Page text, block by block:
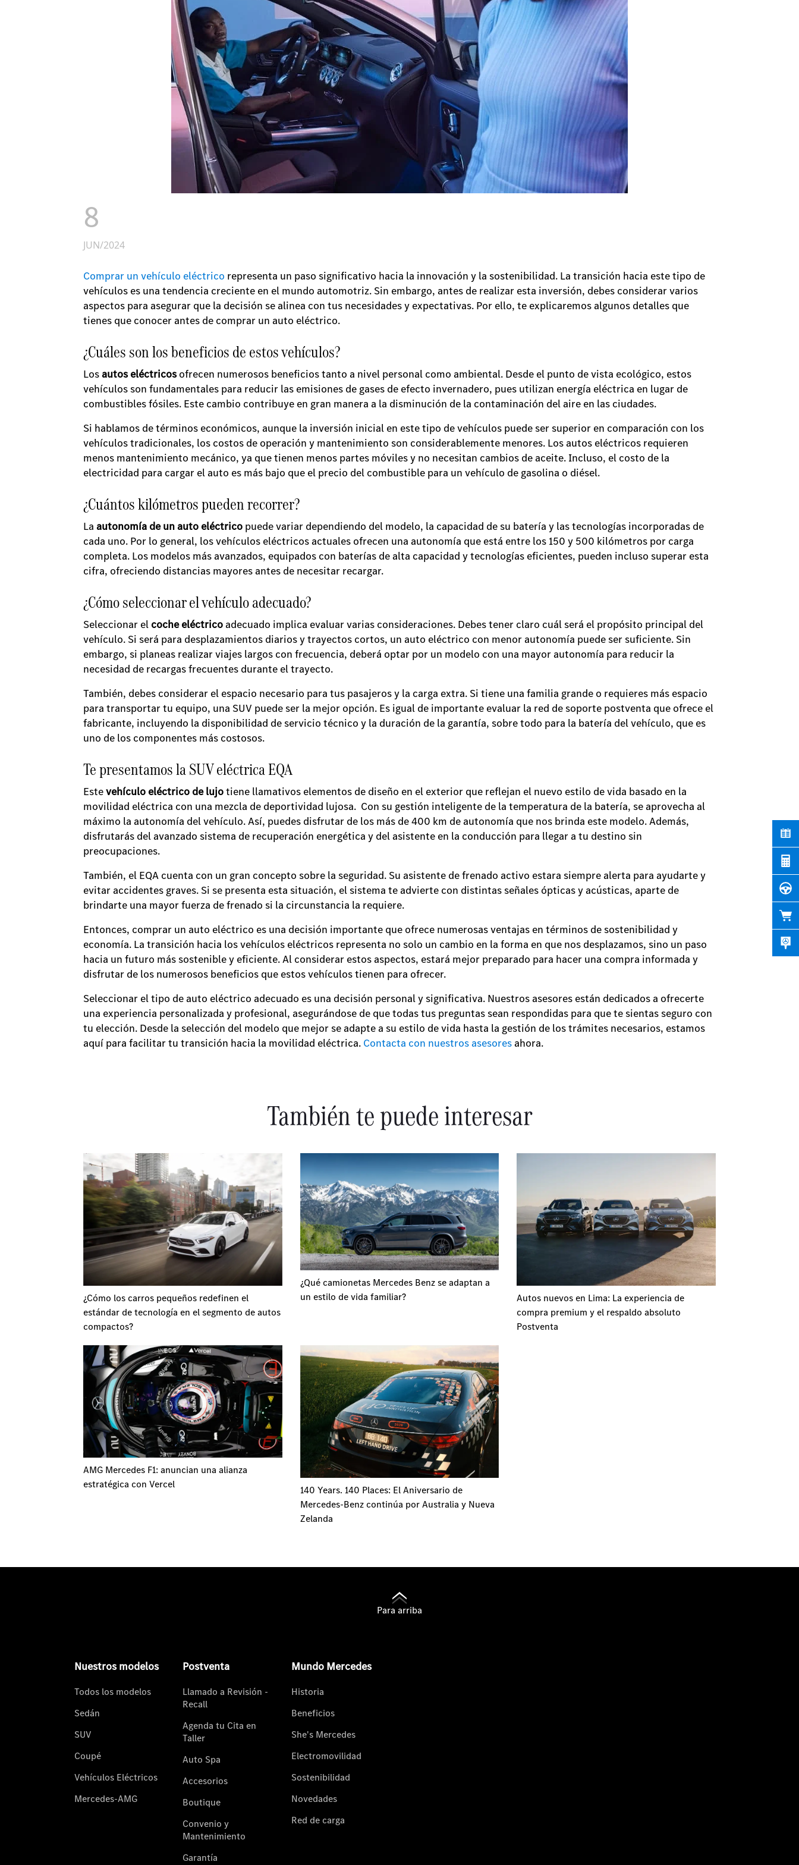
8
JUN/2024
Comprar un vehículo eléctrico representa un paso significativo hacia la innovación y la sostenibilidad. La transición hacia este tipo de
vehículos es una tendencia creciente en el mundo automotriz. Sin embargo, antes de realizar esta inversión, debes considerar varios
aspectos para asegurar que la decisión se alinea con tus necesidades y expectativas. Por ello, te explicaremos algunos detalles que
tienes que conocer antes de comprar un auto eléctrico.
¿Cuáles son los beneficios de estos vehículos?
Los autos eléctricosofrecen numerosos beneficios tanto a nivel personal como ambiental. Desde el punto de vista ecológico, estos
vehículos son fundamentales para reducir las emisiones de gases de efecto invernadero, pues utilizan energía eléctrica en lugar de
combustibles fósiles. Este cambio contribuye en gran manera a la disminución de la contaminación del aire en las ciudades.
Si hablamos de términos económicos, aunque la inversión inicial en este tipo de vehículos puede ser superior en comparación con los
vehículos tradicionales, los costos de operación y mantenimiento son considerablemente menores. Los autos eléctricos requieren
menos mantenimiento mecánico, ya que tienen menos partes móviles y no necesitan cambios de aceite. Incluso, el costo de la
electricidad para cargar el auto es más bajo que el precio del combustible para un vehículo de gasolina o diésel.
¿Cuántos kilómetros pueden recorrer?
La autonomía de un auto eléctrico puede variar dependiendo del modelo, la capacidad de su batería y las tecnologías incorporadas de
cada uno. Por lo general, los vehículos eléctricos actuales ofrecen una autonomía que está entre los 150 y 500 kilómetros por carga
completa. Los modelos más avanzados, equipados con baterías de alta capacidad y tecnologías eficientes, pueden incluso superar esta
cifra, ofreciendo distancias mayores antes de necesitar recargar.
¿Cómo seleccionar el vehículo adecuado?
Seleccionar el coche eléctricoadecuado implica evaluar varias consideraciones. Debes tener claro cuál será el propósito principal del
vehículo. Si será para desplazamientos diarios y trayectos cortos, un auto eléctrico con menor autonomía puede ser suficiente. Sin
embargo, si planeas realizar viajes largos con frecuencia, deberá optar por un modelo con una mayor autonomía para reducir la
necesidad de recargas frecuentes durante el trayecto.
También, debes considerar el espacio necesario para tus pasajeros y la carga extra. Si tiene una familia grande o requieres más espacio
para transportar tu equipo, una SUV puede ser la mejor opción. Es igual de importante evaluar la red de soporte postventa que ofrece el
fabricante, incluyendo la disponibilidad de servicio técnico y la duración de la garantía, sobre todo para la batería del vehículo, que es
uno de los componentes más costosos.
Te presentamos la SUV eléctrica EQA
Estevehículo eléctrico de lujotiene llamativos elementos de diseño en el exterior que reflejan el nuevo estilo de vida basado en la
movilidad eléctrica con una mezcla de deportividad lujosa. Con su gestión inteligente de la temperatura de la batería, se aprovecha al
máximo la autonomía del vehículo. Así, puedes disfrutar de los más de 400 km de autonomía que nos brinda este modelo. Además,
disfrutarás del avanzado sistema de recuperación energética y del asistente en la conducción para llegar a tu destino sin
preocupaciones.
También, el EQA cuenta con un gran concepto sobre la seguridad. Su asistente de frenado activo estara siempre alerta para ayudarte y
evitar accidentes graves. Si se presenta esta situación, el sistema te advierte con distintas señales ópticas y acústicas, aparte de
brindarte una mayor fuerza de frenado si la circunstancia la requiere.
Entonces, comprar un auto eléctrico es una decisión importante que ofrece numerosas ventajas en términos de sostenibilidad y
economía. La transición hacia los vehículos eléctricos representa no solo un cambio en la forma en que nos desplazamos, sino un paso
hacia un futuro más sostenible y eficiente. Al considerar estos aspectos, estará mejor preparado para hacer una compra informada y
disfrutar de los numerosos beneficios que estos vehículos tienen para ofrecer.
Seleccionar el tipo de auto eléctrico adecuado es una decisión personal y significativa. Nuestros asesores están dedicados a ofrecerte
una experiencia personalizada y profesional, asegurándose de que todas tus preguntas sean respondidas para que te sientas seguro con
tu elección. Desde la selección del modelo que mejor se adapte a su estilo de vida hasta la gestión de los trámites necesarios, estamos
aquí para facilitar tu transición hacia la movilidad eléctrica. Contacta con nuestros asesoresahora.
También te puede interesar
¿Cómo los carros pequeños redefinen el
estándar de tecnología en el segmento de autos
compactos?
¿Qué camionetas Mercedes Benz se adaptan a
un estilo de vida familiar?
Autos nuevos en Lima: La experiencia de
compra premium y el respaldo absoluto
Postventa
AMG Mercedes F1: anuncian una alianza
estratégica con Vercel
140 Years. 140 Places: El Aniversario de
Mercedes-Benz continúa por Australia y Nueva
Zelanda
Para arriba
Nuestros modelos
Todos los modelos
Sedán
SUV
Coupé
Vehículos Eléctricos
Mercedes-AMG
Postventa
Llamado a Revisión -
Recall
Agenda tu Cita en
Taller
Auto Spa
Accesorios
Boutique
Convenio y
Mantenimiento
Garantía
Mundo Mercedes
Historia
Beneficios
She's Mercedes
Electromovilidad
Sostenibilidad
Novedades
Red de carga